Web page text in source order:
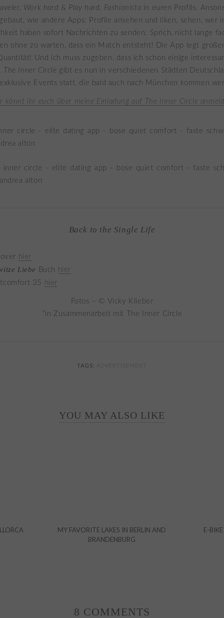
Work hard & Play hard, Fashionista in euren Profils.
wie andere Apps: Profile ansehen und liken, sehen, wer
haben sofort Nachrichten zu senden. Sprich, nicht lange
ohne zu warten, dass ein Match entsteht! Die App legt
Und ich muss zugeben, dass ich schon einige
The Inner Circle gibt es nun in verschiedenen Städten
Events statt, die bald auch nach München kommen
könnt ihr euch über meine Einladung auf The Inner Circle
Back to the Single Life
hier
Liebe Buch
hier
35
hier
Fotos – © Vicky Klieber
*in Zusammenarbeit mit The Inner Circle
TAGS:
YOU MAY ALSO LIKE
MY FAVORITE LAKES IN BERLIN AND
BRANDENBURG
E-
8 COMMENTS